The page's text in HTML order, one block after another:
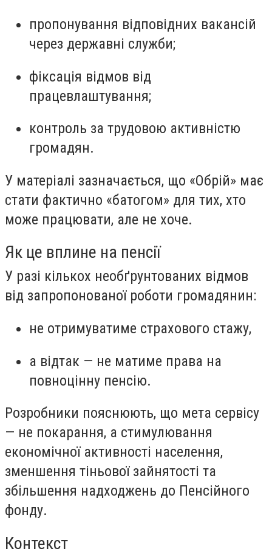
пропонування відповідних вакансій
через державні служби;
фіксація відмов від
працевлаштування;
контроль за трудовою активністю
громадян.
У матеріалі зазначається, що «Обрій» має
стати фактично «батогом» для тих, хто
може працювати, але не хоче.
Як це вплине на пенсії
У разі кількох необґрунтованих відмов
від запропонованої роботи громадянин:
не отримуватиме страхового стажу,
а відтак — не матиме права на
повноцінну пенсію.
Розробники пояснюють, що мета сервісу
— не покарання, а стимулювання
економічної активності населення,
зменшення тіньової зайнятості та
збільшення надходжень до Пенсійного
фонду.
Контекст